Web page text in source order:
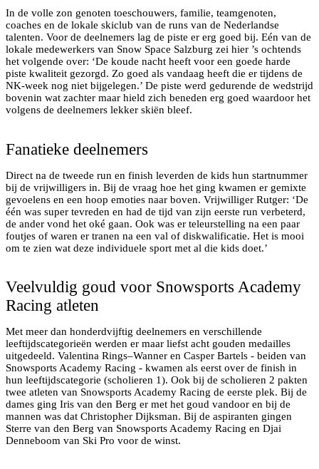
In de volle zon genoten toeschouwers, familie, teamgenoten,
coaches en de lokale skiclub van de runs van de Nederlandse
talenten. Voor de deelnemers lag de piste er erg goed bij. Eén van de
lokale medewerkers van Snow Space Salzburg zei hier ’s ochtends
het volgende over: ‘De koude nacht heeft voor een goede harde
piste kwaliteit gezorgd. Zo goed als vandaag heeft die er tijdens de
NK-week nog niet bijgelegen.’ De piste werd gedurende de wedstrijd
bovenin wat zachter maar hield zich beneden erg goed waardoor het
volgens de deelnemers lekker skiën bleef.
Fanatieke deelnemers
Direct na de tweede run en finish leverden de kids hun startnummer
bij de vrijwilligers in. Bij de vraag hoe het ging kwamen er gemixte
gevoelens en een hoop emoties naar boven. Vrijwilliger Rutger: ‘De
één was super tevreden en had de tijd van zijn eerste run verbeterd,
de ander vond het oké gaan. Ook was er teleurstelling na een paar
foutjes of waren er tranen na een val of diskwalificatie. Het is mooi
om te zien wat deze individuele sport met al die kids doet.’
Veelvuldig goud voor Snowsports Academy
Racing atleten
Met meer dan honderdvijftig deelnemers en verschillende
leeftijdscategorieën werden er maar liefst acht gouden medailles
uitgedeeld. Valentina Rings–Wanner en Casper Bartels - beiden van
Snowsports Academy Racing - kwamen als eerst over de finish in
hun leeftijdscategorie (scholieren 1). Ook bij de scholieren 2 pakten
twee atleten van Snowsports Academy Racing de eerste plek. Bij de
dames ging Iris van den Berg er met het goud vandoor en bij de
mannen was dat Christopher Dijksman. Bij de aspiranten gingen
Sterre van den Berg van Snowsports Academy Racing en Djai
Denneboom van Ski Pro voor de winst.
Christopher Dijksman direct na de finish van de tweede